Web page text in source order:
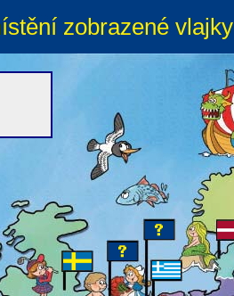
zobrazené vlajky